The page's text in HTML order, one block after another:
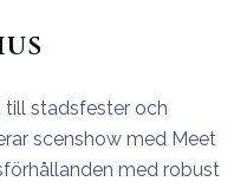
stadsfester och
scenshow med Meet
med robust